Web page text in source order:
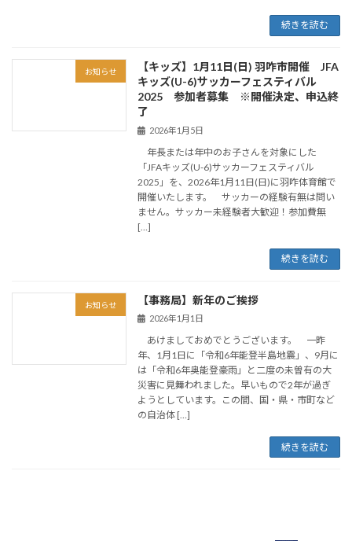
続きを読む
お知らせ
【キッズ】1月11日(日) 羽咋市開催 JFA
キッズ(U-6)サッカーフェスティバル
2025 参加者募集 ※開催決定、申込終
了
2026年1月5日
年長または年中のお子さんを対象にした
「JFAキッズ(U-6)サッカーフェスティバル
2025」を、2026年1月11日(日)に羽咋体育館で
開催いたします。 サッカーの経験有無は問い
ません。サッカー未経験者大歓迎！参加費無
[…]
続きを読む
お知らせ 【事務局】新年のご挨拶
2026年1月1日
あけましておめでとうございます。 一昨
年、1月1日に「令和6年能登半島地震」、9月に
は「令和6年奥能登豪雨」と二度の未曽有の大
災害に見舞われました。早いもので2年が過ぎ
ようとしています。この間、国・県・市町など
の自治体 […]
続きを読む